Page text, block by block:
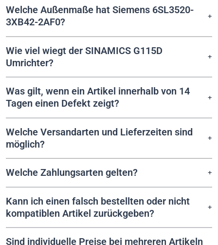
Welche Außenmaße hat Siemens 6SL3520-
3XB42-2AF0?
Wie viel wiegt der SINAMICS G115D
Umrichter?
Was gilt, wenn ein Artikel innerhalb von 14
Tagen einen Defekt zeigt?
Welche Versandarten und Lieferzeiten sind
möglich?
Welche Zahlungsarten gelten?
Kann ich einen falsch bestellten oder nicht
kompatiblen Artikel zurückgeben?
Sind individuelle Preise bei mehreren Artikeln